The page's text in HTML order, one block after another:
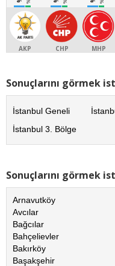
AKP CHP MHP
Sonuçlarını görmek
İstanbul Geneli
İstanbul 3. Bölge
Sonuçlarını görmek
Arnavutköy
Avcılar
Bağcılar
Bahçelievler
Bakırköy
Başakşehir